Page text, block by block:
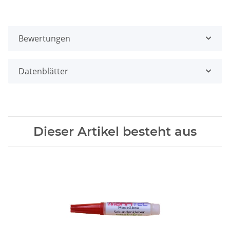
Bewertungen
Datenblätter
Dieser Artikel besteht aus